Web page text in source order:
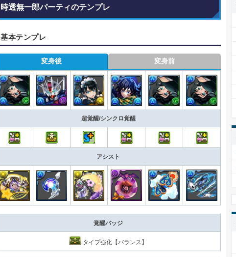
時透無一郎パーティのテンプレ
基本テンプレ
変身後 変身前
超覚醒/シンクロ覚醒
アシスト
覚醒バッジ
タイプ強化【バランス】